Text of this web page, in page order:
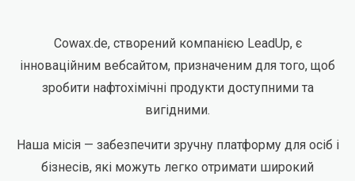
Cowax.de, створений компанією LeadUp, є
інноваційним вебсайтом, призначеним для того, щоб
зробити нафтохімічні продукти доступними та
вигідними.
Наша місія — забезпечити зручну платформу для осіб і
бізнесів, які можуть легко отримати широкий